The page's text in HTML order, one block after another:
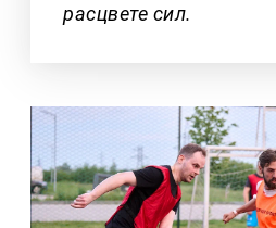
расцвете сил.